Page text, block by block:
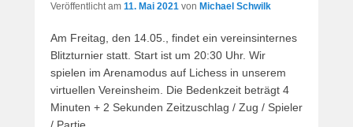
Veröffentlicht am 11. Mai 2021 von Michael Schwilk
Am Freitag, den 14.05., findet ein vereinsinternes
Blitzturnier statt. Start ist um 20:30 Uhr. Wir
spielen im Arenamodus auf Lichess in unserem
virtuellen Vereinsheim. Die Bedenkzeit beträgt 4
Minuten + 2 Sekunden Zeitzuschlag / Zug / Spieler